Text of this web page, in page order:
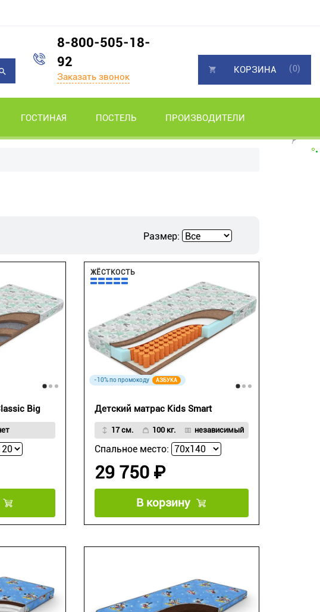
8-800-505-18-
92
Заказать звонок
ГОСТИНАЯ ПОСТЕЛЬ ПРОИЗВОДИТЕЛИ
КОРЗИНА (0)
Размер:
Big
ЖЁСТКОСТЬ
-10% по промокоду АЗБУКА
Детский матрас Kids Smart
17 см. 100 кг. независимый
Спальное место:
29 750 ₽
В корзину